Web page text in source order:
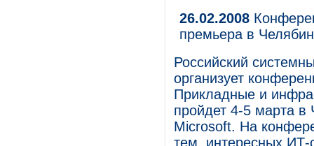
26.02.2008
премьера в
Российский
организует
Прикладные и
пройдет 4-5 марта в
Microsoft. На
тем, интересных ИТ-